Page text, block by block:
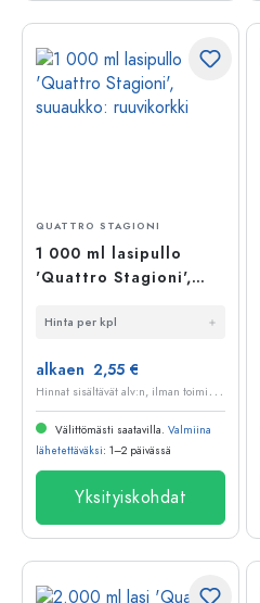
QUATTRO STAGIONI
1 000 ml lasipullo
'Quattro Stagioni',
Hinta per kpl
alkaen 2,55 €
H
innat sisältävät alv:n, ilman toimituskuluja
Välittömästi saatavilla. Valmiina
lähetettäväksi: 1–2 päivässä
Yksityiskohdat